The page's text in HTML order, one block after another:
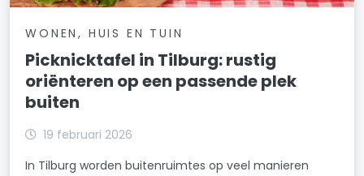
WONEN, HUIS EN TUIN
Picknicktafel in Tilburg: rustig
oriënteren op een passende plek
buiten
19 februari 2026
In Tilburg worden buitenruimtes op veel manieren